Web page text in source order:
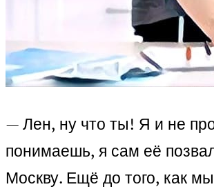
— Лен, ну что ты! Я и не
понимаешь, я сам её
Москву. Ещё до того, как